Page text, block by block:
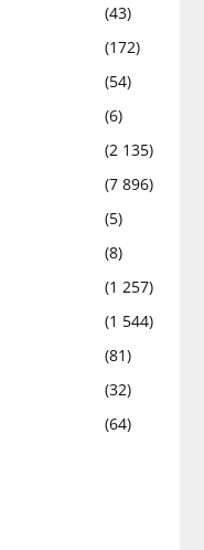
(43)
(172)
(54)
(6)
(2 135)
(7 896)
(5)
(8)
(1 257)
(1 544)
(81)
(32)
(64)